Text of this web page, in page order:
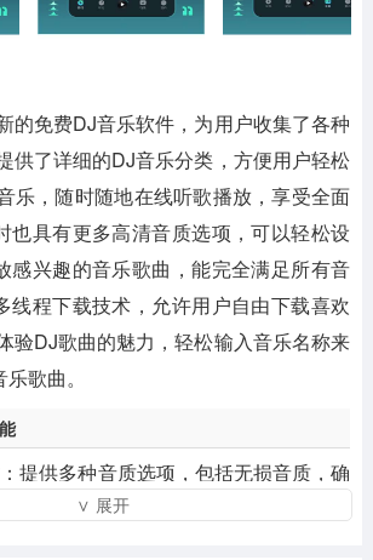
的免费DJ音乐软件，为用户收集了各种
供了详细的DJ音乐分类，方便用户轻松
乐，随时随地在线听歌播放，享受全面
也具有更多高清音质选项，可以轻松设
感兴趣的音乐歌曲，能完全满足所有音
线程下载技术，允许用户自由下载喜欢
验DJ歌曲的魅力，轻松输入音乐名称来
歌曲。
提供多种音质选项，包括无损音质，确
音符都清晰细腻。
∨ 展开